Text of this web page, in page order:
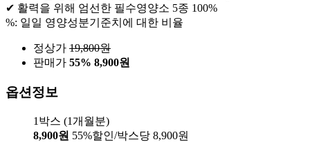
✔ 활력을 위해 엄선한 필수영양소 5종 100%
%: 일일 영양성분기준치에 대한 비율
정상가 19,800원
판매가 55% 8,900원
옵션정보
1박스 (1개월분)
8,900원 55%할인/박스당 8,900원